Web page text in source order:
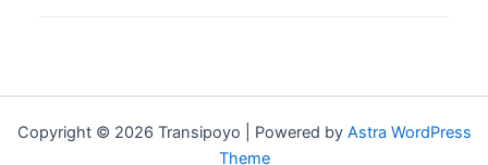
Copyright © 2026 Transipoyo | Powered by Astra WordPress
Theme